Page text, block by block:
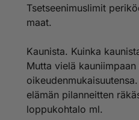
Eu jne...
Sarmattia ei voi edes
Ehköä Medjeevew
johto itse suuntasi
ydinase uhkauksien
ennalta että näin käy.
Aivan hullua ja järjetöntä
uhkaileen ydinaseilla joita
Tsetseenimuslimit
maat.
Kaunista. Kuinka
Mutta vielä kauniimpaan
elämän pilanneitten
loppukohtalo ml.